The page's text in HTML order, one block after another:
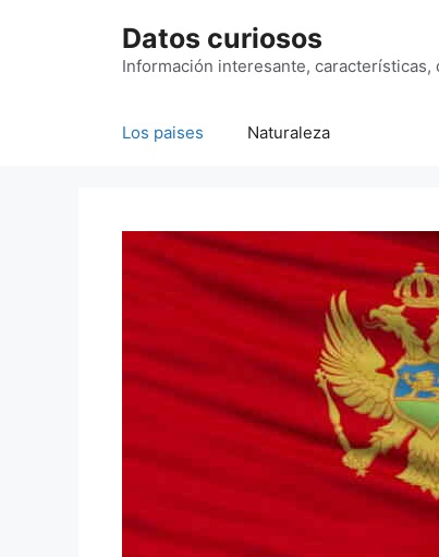
Datos curiosos
Información interesante,
Los paises Naturaleza